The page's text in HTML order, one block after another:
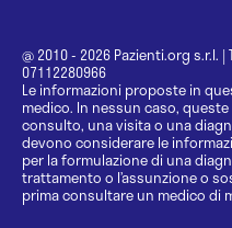
@ 2010 - 2026 Pazienti.org s.r.l. |
07112280966
Le informazioni proposte in
medico. In nessun caso,
consulto, una visita o una
devono considerare le
per la formulazione di una
trattamento o l’assunzione o
prima consultare un medico di